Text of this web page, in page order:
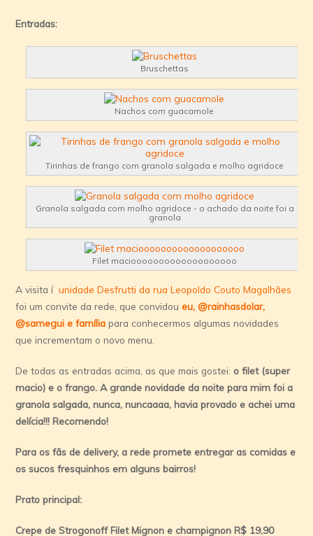
Entradas:
Bruschettas
Nachos com guacamole
Tirinhas de frango com granola salgada e molho agridoce
Granola salgada com molho agridoce - o achado da noite foi a
granola
Filet maciooooooooooooooooooo
A visita íunidade Desfrutti da rua Leopoldo Couto Magalhães
foi um convite da rede, que convidoueu, @rainhasdolar,
@samegui e famí­lia para conhecermos algumas novidades
que incrementam o novo menu.
De todas as entradas acima, as que mais gostei:o filet (super
macio) e o frango. A grande novidade da noite para mim foi a
granola salgada, nunca, nuncaaaa, havia provado e achei uma
delí­cia!!! Recomendo!
Para os fãs de delivery, a rede promete entregar as comidas e
os sucos fresquinhos em alguns bairros!
Prato principal:
Crepe de Strogonoff Filet Mignon e champignon R$ 19,90